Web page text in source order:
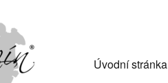
Úvodní stránka